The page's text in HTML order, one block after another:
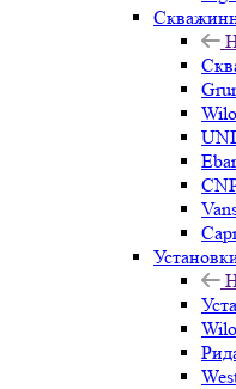
Wilo
Wilo